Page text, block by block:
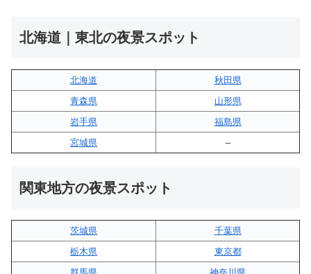
北海道｜東北の夜景スポット
北海道
秋田県
青森県
山形県
岩手県
福島県
宮城県
–
関東地方の夜景スポット
茨城県
千葉県
栃木県
東京都